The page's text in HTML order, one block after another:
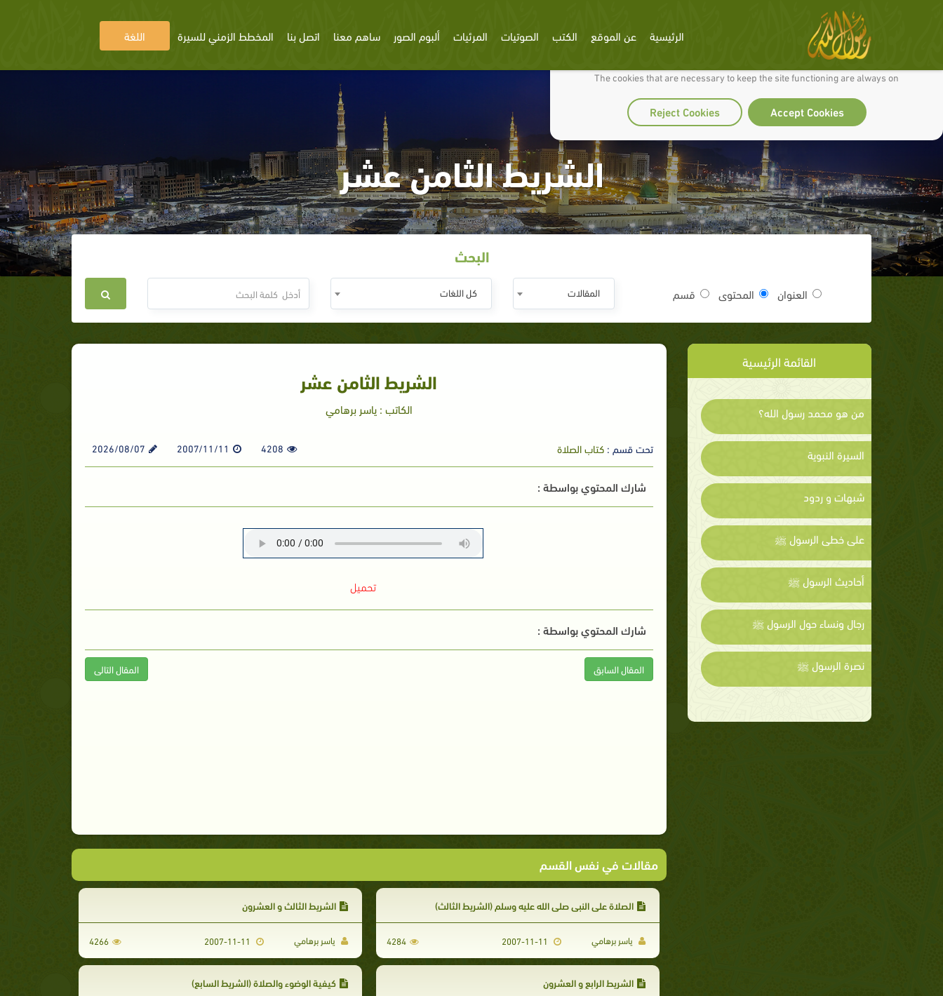
We use cookies to make our site work well for you and so we can continually improve it.
The cookies that are necessary to keep the site functioning are always on
Accept Cookies
Reject Cookies
الرئيسية عن الموقع الكتب الصوتيات المرئيات ألبوم الصور ساهم معنا اتصل بنا المخطط الزمني للسيرة اللغة
الشريط الثامن عشر
البحث
العنوان المحتوى قسم المقالات كل اللغات
القائمة الرئيسية
من هو محمد رسول الله؟
السيرة النبوية
شبهات و ردود
على خطى الرسول ﷺ
أحاديث الرسول ﷺ
رجال ونساء حول الرسول ﷺ
نصرة الرسول ﷺ
الشريط الثامن عشر
الكاتب : ياسر برهامي
تحت قسم :كتاب الصلاة 4208
2007/11/11
2026/08/07
شارك المحتوي بواسطة :
تحميل
شارك المحتوي بواسطة :
المقال السابق المقال التالى
مقالات في نفس القسم
الصلاة على النبي صلى الله عليه وسلم (الشريط الثالث)
ياسر برهامي 4284
الشريط الثالث و العشرون
ياسر برهامي 4266
الشريط الرابع و العشرون كيفية الوضوء والصلاة (الشريط السابع)